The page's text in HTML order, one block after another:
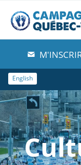
À propos de nous
Blog
Comprendre
Agir
Boutique
English